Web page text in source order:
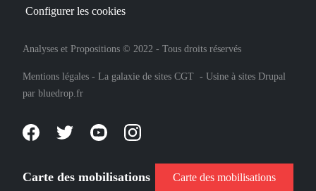
Configurer les cookies
Analyses et Propositions © 2022 - Tous droits réservés
Mentions légales - La galaxie de sites CGT - Usine à sites Drupal
par bluedrop.fr
Carte des mobilisations Carte des mobilisations